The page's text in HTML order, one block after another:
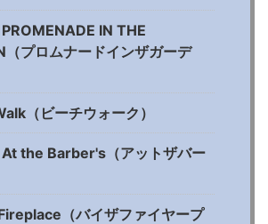
PROMENADE IN THE
（プロムナードインザガーデ
（ビーチウォーク）
At the Barber's（アットザバー
（バイザファイヤープ